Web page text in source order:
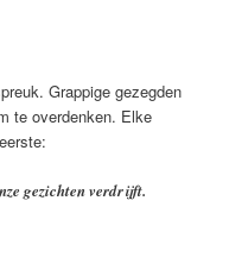
Grappige gezegden
te overdenken. Elke
gezichten verdrijft.